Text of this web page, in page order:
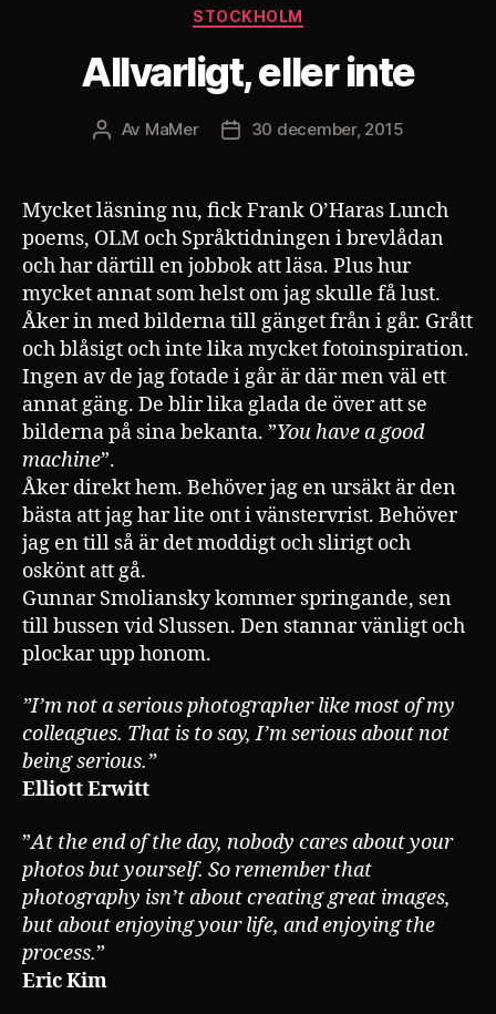
Kategorier
STOCKHOLM
Allvarligt, eller inte
Inläggsförfattare
Av MaMer Inläggsdatum
30 december, 2015
Mycket läsning nu, fick Frank O’Haras Lunch
poems, OLM och Språktidningen i brevlådan
och har därtill en jobbok att läsa. Plus hur
mycket annat som helst om jag skulle få lust.
Åker in med bilderna till gänget från i går. Grått
och blåsigt och inte lika mycket fotoinspiration.
Ingen av de jag fotade i går är där men väl ett
annat gäng. De blir lika glada de över att se
bilderna på sina bekanta. ”You have a good
machine”.
Åker direkt hem. Behöver jag en ursäkt är den
bästa att jag har lite ont i vänstervrist. Behöver
jag en till så är det moddigt och slirigt och
oskönt att gå.
Gunnar Smoliansky kommer springande, sen
till bussen vid Slussen. Den stannar vänligt och
plockar upp honom.
”I’m not a serious photographer like most of my
colleagues. That is to say, I’m serious about not
being serious.”
Elliott Erwitt
”At the end of the day, nobody cares about your
photos but yourself. So remember that
photography isn’t about creating great images,
but about enjoying your life, and enjoying the
process.”
Eric Kim